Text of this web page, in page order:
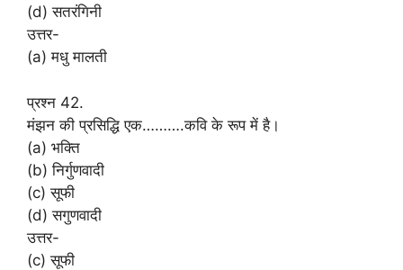
(d) सतरंगिनी
उत्तर-
(a) मधु मालती
प्रश्न 42.
मंझन की प्रसिद्धि एक……….कवि के रूप में है।
(a) भक्ति
(b) निर्गुणवादी
(c) सूफी
(d) सगुणवादी
उत्तर-
(c) सूफी